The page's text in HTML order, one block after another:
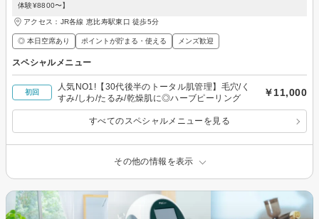
体験¥8800〜】
アクセス：JR各線 恵比寿駅東口 徒歩5分
◎ 本日空席あり ポイントが貯まる・使える メンズ歓迎
スペシャルメニュー
初回
人気NO1!【30代後半のトータル肌管理】毛穴/く
すみ/しわ/たるみ/乾燥肌に◎ハーブピーリング
￥11,000
すべてのスペシャルメニューを見る
その他の情報を表示